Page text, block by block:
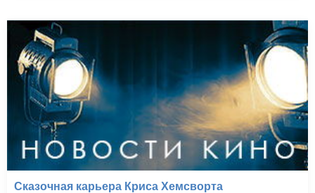
Сказочная карьера Криса Хемсворта